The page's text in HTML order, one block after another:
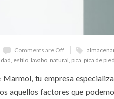
Comments are Off
estilo lavabo natural pica pica de
tu empresa
aquellos factores que